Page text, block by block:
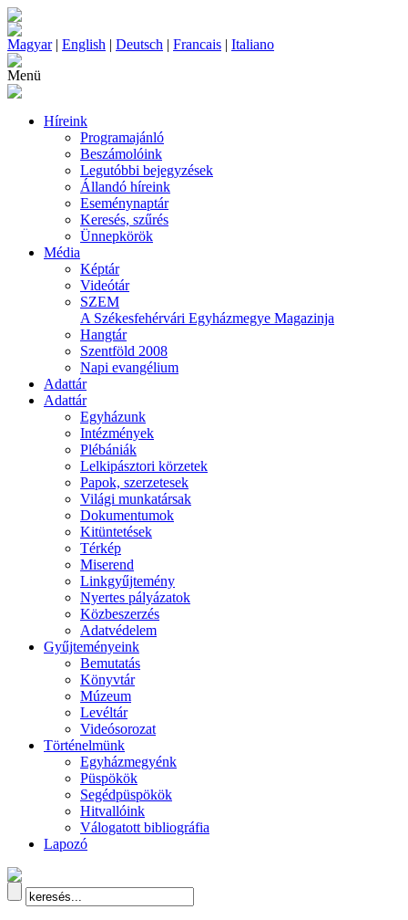
Magyar| English | Deutsch | Francais | Italiano
Menü
Híreink
Programajánló
Beszámolóink
Legutóbbi bejegyzések
Állandó híreink
Eseménynaptár
Keresés, szűrés
Ünnepkörök
Média
Képtár
Videótár
SZEM
A Székesfehérvári Egyházmegye Magazinja
Hangtár
Szentföld 2008
Napi evangélium
Adattár
Adattár
Egyházunk
Intézmények
Plébániák
Lelkipásztori körzetek
Papok, szerzetesek
Világi munkatársak
Dokumentumok
Kitüntetések
Térkép
Miserend
Linkgyűjtemény
Nyertes pályázatok
Közbeszerzés
Adatvédelem
Gyűjteményeink
Bemutatás
Könyvtár
Múzeum
Levéltár
Videósorozat
Történelmünk
Egyházmegyénk
Püspökök
Segédpüspökök
Hitvallóink
Válogatott bibliográfia
Lapozó